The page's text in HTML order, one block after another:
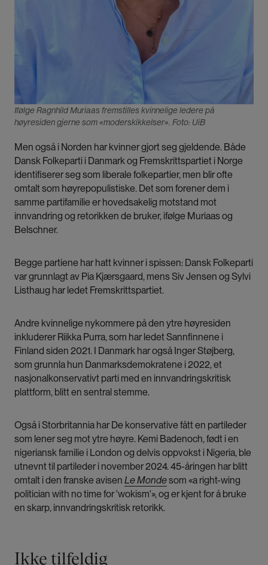
Ifølge Ragnhild Muriaas fremstilles kvinnelige ledere på
høyresiden gjerne som «moderskikkelser». Foto: UiB
Men også i Norden har kvinner gjort seg gjeldende. Både
Dansk Folkeparti i Danmark og Fremskrittspartiet i Norge
identifiserer seg som liberale folkepartier, men blir ofte
omtalt som høyrepopulistiske. Det som forener dem i
samme partifamilie er hovedsakelig motstand mot
innvandring og retorikken de bruker, ifølge Muriaas og
Belschner.
Begge partiene har hatt kvinner i spissen: Dansk Folkeparti
var grunnlagt av Pia Kjærsgaard, mens Siv Jensen og Sylvi
Listhaug har ledet Fremskrittspartiet.
Andre kvinnelige nykommere på den ytre høyresiden
inkluderer Riikka Purra, som har ledet Sannfinnene i
Finland siden 2021. I Danmark har også Inger Støjberg,
som grunnla hun Danmarksdemokratene i 2022, et
nasjonalkonservativt parti med en innvandringskritisk
plattform, blitt en sentral stemme.
Også i Storbritannia har De konservative fått en partileder
som lener seg mot ytre høyre. Kemi Badenoch, født i en
nigeriansk familie i London og delvis oppvokst i Nigeria, ble
utnevnt til partileder i november 2024. 45-åringen har blitt
omtalt i den franske avisen Le Mondesom «a right-wing
politician with no time for 'wokism'», og er kjent for å bruke
en skarp, innvandringskritisk retorikk.
Ikke tilfeldig